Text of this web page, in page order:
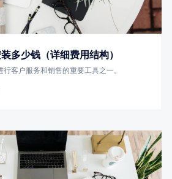
多少钱（详细费用结构）
客户服务和销售的重要工具之一。